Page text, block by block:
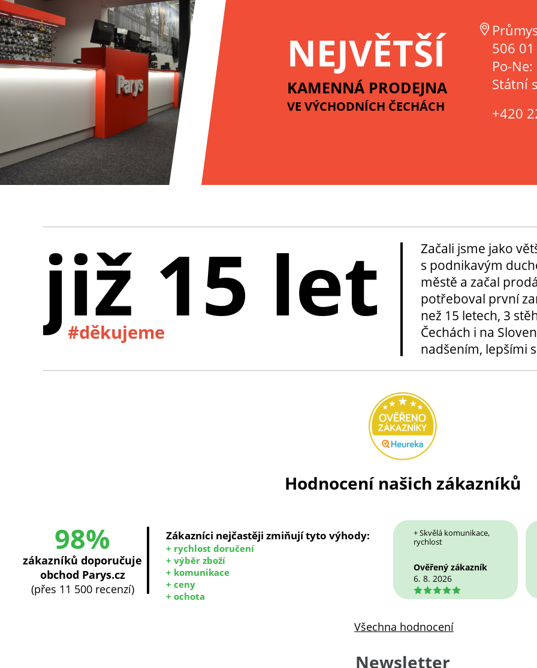
NEJVĚTŠÍ
KAMENNÁ PRODEJNA
VE VÝCHODNÍCH ČECHÁCH
506 01
Po-
Státní
+420
již 15 let
#děkujeme
Začali jsme jako
s podnikavým
městě a začal
potřeboval první
než 15 letech, 3
Čechách i na
nadšením, lepšími
Hodnocení našich zákazníků
98%
zákazníků doporučuje
obchod Parys.cz
(přes 11 500 recenzí)
Zákazníci nejčastěji zmiňují tyto výhody:
+ rychlost doručení
+ výběr zboží
+ komunikace
+ ceny
+ ochota
+ Skvělá komunikace,
rychlost
Ověřený zákazník
6. 8. 2026
5
Všechna hodnocení
Newsletter